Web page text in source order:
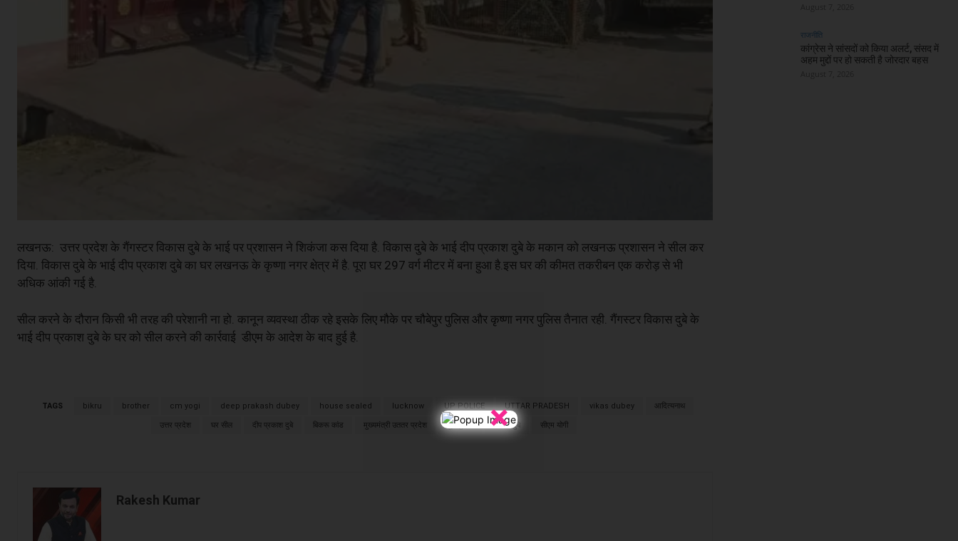
×
लखनऊ: उत्तर प्रदेश के गैंगस्टर विकास दुबे के भाई पर प्रशासन ने शिकंजा कस दिया है. विकास दुबे के भाई दीप प्रकाश दुबे के मकान को लखनऊ प्रशासन ने सील कर
दिया. विकास दुबे के भाई दीप प्रकाश दुबे का घर लखनऊ के कृष्णा नगर क्षेत्र में है. पूरा घर 297 वर्ग मीटर में बना हुआ है.इस घर की कीमत तकरीबन एक करोड़ से भी
अधिक आंकी गई है.
सील करने के दौरान किसी भी तरह की परेशानी ना हो. कानून व्यवस्था ठीक रहे इसके लिए मौके पर चौबेपुर पुलिस और कृष्णा नगर पुलिस तैनात रही. गैंगस्टर विकास दुबे के
भाई दीप प्रकाश दुबे के घर को सील करने की कार्रवाई डीएम के आदेश के बाद हुई है.
TAGS bikru brother cm yogi deep prakash dubey house sealed lucknow UP POLICE UTTAR PRADESH vikas dubey आदित्यनाथ
उत्तर प्रदेश घर सील दीप प्रकाश दुबे बिकरू कांड मुख्यमंत्री उततर प्रदेश यूपी पुलिस विकास दुबे सीएम योगी
Rakesh Kumar
राजनीति
कांग्रेस ने सांसदों को किया अलर्ट, संसद में
अहम मुद्दों पर हो सकती है जोरदार बहस